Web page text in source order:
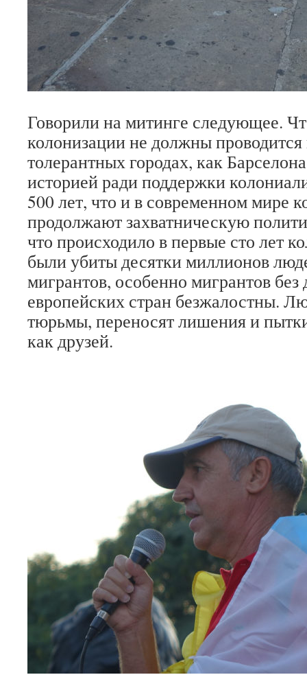
Говорили на митинге следующее.
колонизации не должны
толерантных городах, как
историей ради поддержки
500 лет, что и в современном мире
продолжают захватническую
что происходило в первые сто лет
были убиты десятки миллионов
мигрантов, особенно мигрантов без
европейских стран безжалостны.
тюрьмы, переносят лишения и
как друзей.